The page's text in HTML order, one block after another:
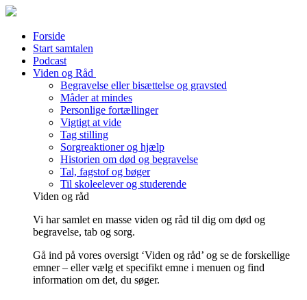
Forside
Start samtalen
Podcast
Viden og Råd
Begravelse eller bisættelse og gravsted
Måder at mindes
Personlige fortællinger
Vigtigt at vide
Tag stilling
Sorgreaktioner og hjælp
Historien om død og begravelse
Tal, fagstof og bøger
Til skoleelever og studerende
Viden og råd
Vi har samlet en masse viden og råd til dig om død og
begravelse, tab og sorg.
Gå ind på vores oversigt ‘Viden og råd’ og se de forskellige
emner – eller vælg et specifikt emne i menuen og find
information om det, du søger.